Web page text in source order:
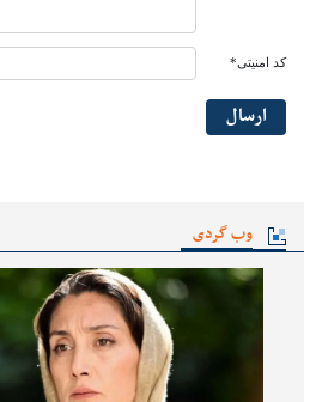
وب گردی
کد امنیتی*
ارسال